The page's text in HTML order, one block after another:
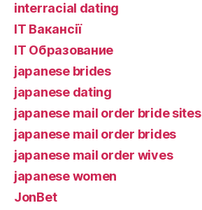
interracial dating
IT Вакансії
IT Образование
japanese brides
japanese dating
japanese mail order bride sites
japanese mail order brides
japanese mail order wives
japanese women
JonBet